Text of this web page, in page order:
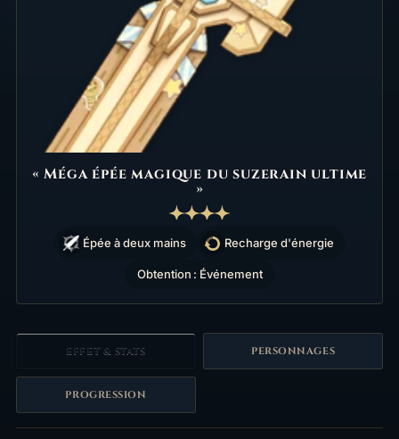
EFFET & STATS PERSONNAGES
PROGRESSION
« Méga épée magique du suzerain ultime
»
Épée à deux mains Recharge d'énergie
Obtention : Événement